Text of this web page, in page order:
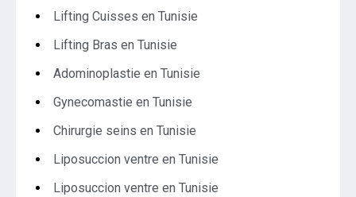
Lifting Cuisses en Tunisie
Lifting Bras en Tunisie
Adominoplastie en Tunisie
Gynecomastie en Tunisie
Chirurgie seins en Tunisie
Liposuccion ventre en Tunisie
Liposuccion ventre en Tunisie